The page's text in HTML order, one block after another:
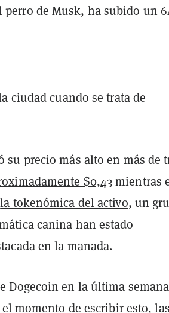
de Musk, ha subido un
ciudad cuando se trata de
precio más alto en más de
$0,43mientras
la tokenómica del activo, un
canina han estado
en la manada.
Dogecoin en la última
momento de escribir esto, las